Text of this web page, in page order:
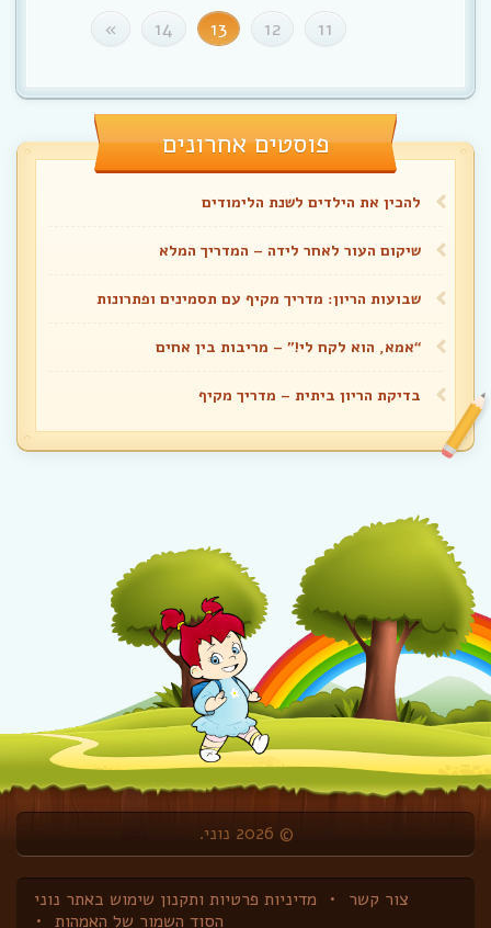
11
12
13
14
»
פוסטים אחרונים
להכין את הילדים לשנת הלימודים
שיקום העור לאחר לידה – המדריך המלא
שבועות הריון: מדריך מקיף עם תסמינים ופתרונות
“אמא, הוא לקח לי!” – מריבות בין אחים
בדיקת הריון ביתית – מדריך מקיף
© 2026 נוני.
מדיניות פרטיות ותקנון שימוש באתר נוני
צור קשר
הסוד השמור של האמהות